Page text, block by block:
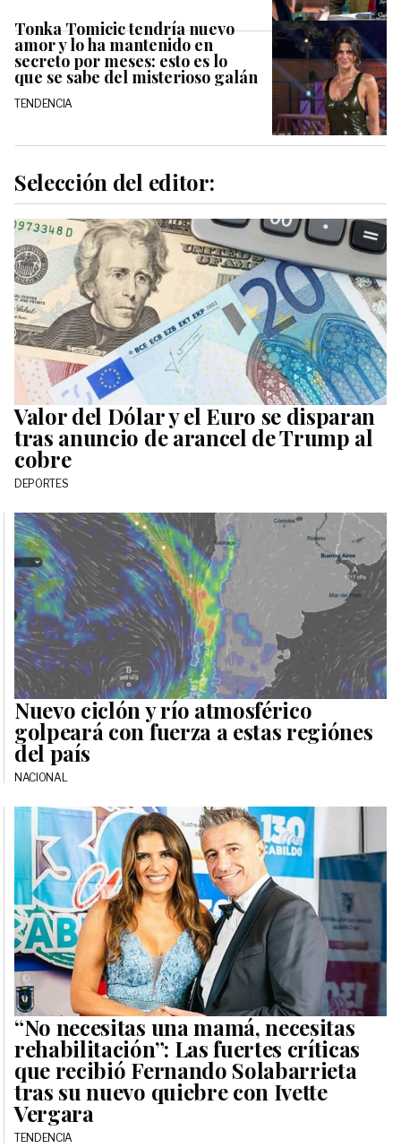
Tonka Tomicic tendría nuevo
amor y lo ha mantenido en
secreto por meses: esto es lo
que se sabe del misterioso galán
TENDENCIA
Selección del editor:
Valor del Dólar y el Euro se disparan
tras anuncio de arancel de Trump al
cobre
DEPORTES
Nuevo ciclón y río atmosférico
golpeará con fuerza a estas regiónes
del país
NACIONAL
“No necesitas una mamá, necesitas
rehabilitación”: Las fuertes críticas
que recibió Fernando Solabarrieta
tras su nuevo quiebre con Ivette
Vergara
TENDENCIA